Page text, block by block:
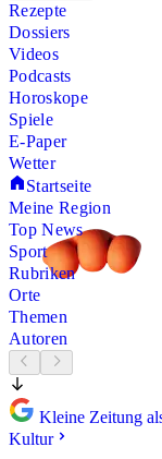
Rezepte
Dossiers
Videos
Podcasts
Horoskope
Spiele
E-Paper
Wetter
Startseite
Meine Region
Top News
Sport
Rubriken
Orte
Themen
Autoren
Kleine Zeitung
Kultur